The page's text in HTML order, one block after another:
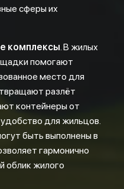
сферы их
комплексы. В жилых
помогают
место для
разлёт
контейнеры от
для жильцов.
быть выполнены в
гармонично
облик жилого